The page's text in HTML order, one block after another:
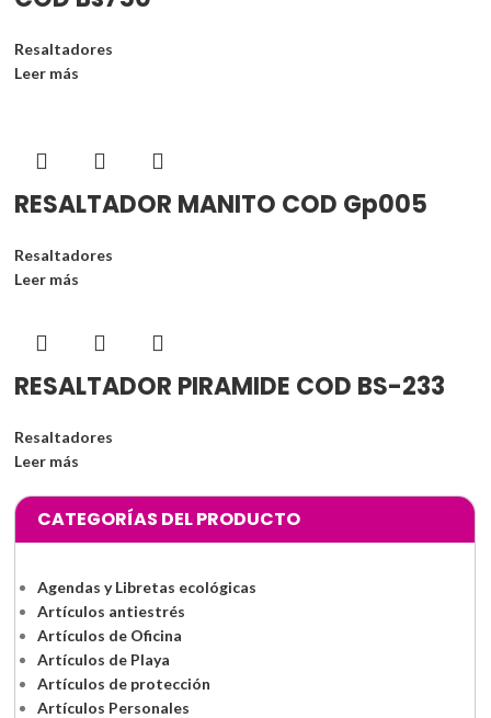
CATEGORÍAS DEL PRODUCTO
Agendas y Libretas ecológicas
Artículos antiestrés
Artículos de Oficina
Artículos de Playa
Artículos de protección
Artículos Personales
Resaltadores
Leer más
RESALTADOR MANITO COD Gp005
Resaltadores
Leer más
RESALTADOR PIRAMIDE COD BS-233
Resaltadores
Leer más